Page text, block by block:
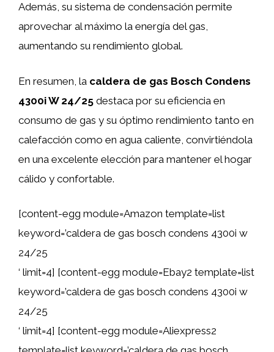
Además, su sistema de condensación permite
aprovechar al máximo la energía del gas,
aumentando su rendimiento global.
En resumen, la caldera de gas Bosch Condens
4300i W 24/25 destaca por su eficiencia en
consumo de gas y su óptimo rendimiento tanto en
calefacción como en agua caliente, convirtiéndola
en una excelente elección para mantener el hogar
cálido y confortable.
[content-egg module=Amazon template=list
keyword=’caldera de gas bosch condens 4300i w
24/25
‘ limit=4] [content-egg module=Ebay2 template=list
keyword=’caldera de gas bosch condens 4300i w
24/25
‘ limit=4] [content-egg module=Aliexpress2